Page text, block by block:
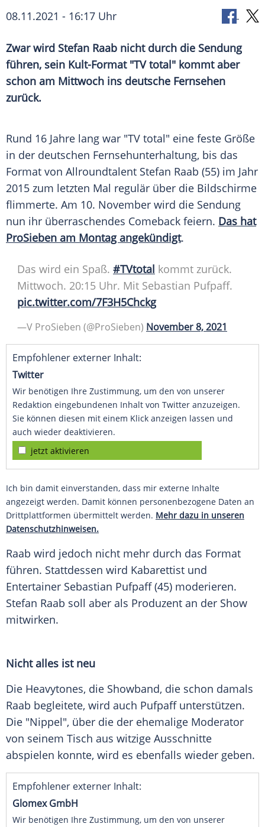
08.11.2021 - 16:17 Uhr
Zwar wird Stefan Raab nicht durch die Sendung
führen, sein Kult-Format "TV total" kommt aber
schon am Mittwoch ins deutsche Fernsehen
zurück.
Rund 16 Jahre lang war "TV total" eine feste Größe
in der deutschen Fernsehunterhaltung, bis das
Format von Allroundtalent Stefan Raab (55) im Jahr
2015 zum letzten Mal regulär über die Bildschirme
flimmerte. Am 10. November wird die Sendung
nun ihr überraschendes Comeback feiern. Das hat
ProSieben am Montag angekündigt.
Das wird ein Spaß. #TVtotal kommt zurück.
Mittwoch. 20:15 Uhr. Mit Sebastian Pufpaff.
pic.twitter.com/7F3H5Chckg
—V ProSieben (@ProSieben) November 8, 2021
Empfohlener externer Inhalt:
Twitter
Wir benötigen Ihre Zustimmung, um den von unserer
Redaktion eingebundenen Inhalt von Twitter anzuzeigen.
Sie können diesen mit einem Klick anzeigen lassen und
auch wieder deaktivieren.
jetzt aktivieren
Ich bin damit einverstanden, dass mir externe Inhalte
angezeigt werden. Damit können personenbezogene Daten an
Drittplattformen übermittelt werden. Mehr dazu in unseren
Datenschutzhinweisen.
Raab wird jedoch nicht mehr durch das Format
führen. Stattdessen wird Kabarettist und
Entertainer Sebastian Pufpaff(45) moderieren.
Stefan Raab soll aber als Produzent an der Show
mitwirken.
Nicht alles ist neu
Die Heavytones, die Showband, die schon damals
Raab begleitete, wird auch Pufpaffunterstützen.
Die "Nippel", über die der ehemalige Moderator
von seinem Tisch aus witzige Ausschnitte
abspielen konnte, wird es ebenfalls wieder geben.
Empfohlener externer Inhalt:
Glomex GmbH
Wir benötigen Ihre Zustimmung, um den von unserer